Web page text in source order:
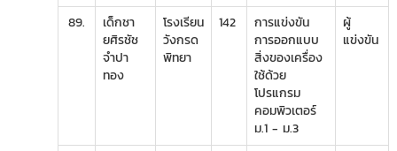
89.
เด็กชา
ยศิรชัช
จำปา
ทอง
โรงเรียน
วังกรด
พิทยา
142
การแข่งขัน
การออกแบบ
สิ่งของเครื่อง
ใช้ด้วย
โปรแกรม
คอมพิวเตอร์
ม.1 - ม.3
ผู้
แข่งขัน